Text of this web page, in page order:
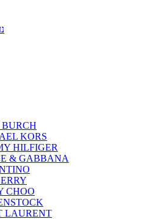
BURCH
KORS
HILFIGER
& GABBANA
CHOO
LAURENT